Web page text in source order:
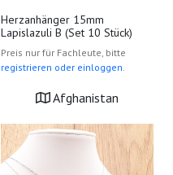
Herzanhänger 15mm
Lapislazuli B (Set 10 Stück)
Preis nur für Fachleute, bitte
registrieren oder einloggen.
Afghanistan